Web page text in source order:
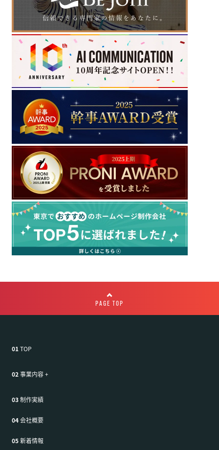
PAGE TOP
01TOP
02事業内容+
03制作実績
04会社概要
05新着情報